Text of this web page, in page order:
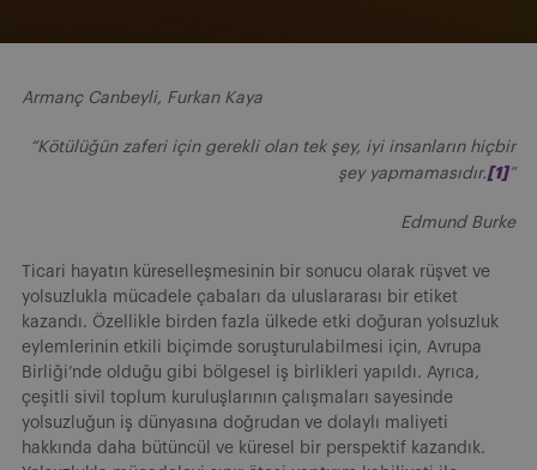
Armanç Canbeyli, Furkan Kaya
“Kötülüğün zaferi için gerekli olan tek şey, iyi insanların hiçbir
şey yapmamasıdır.[1]”
Edmund Burke
Ticari hayatın küreselleşmesinin bir sonucu olarak rüşvet ve
yolsuzlukla mücadele çabaları da uluslararası bir etiket
kazandı. Özellikle birden fazla ülkede etki doğuran yolsuzluk
eylemlerinin etkili biçimde soruşturulabilmesi için, Avrupa
Birliği’nde olduğu gibi bölgesel iş birlikleri yapıldı. Ayrıca,
çeşitli sivil toplum kuruluşlarının çalışmaları sayesinde
yolsuzluğun iş dünyasına doğrudan ve dolaylı maliyeti
hakkında daha bütüncül ve küresel bir perspektif kazandık.